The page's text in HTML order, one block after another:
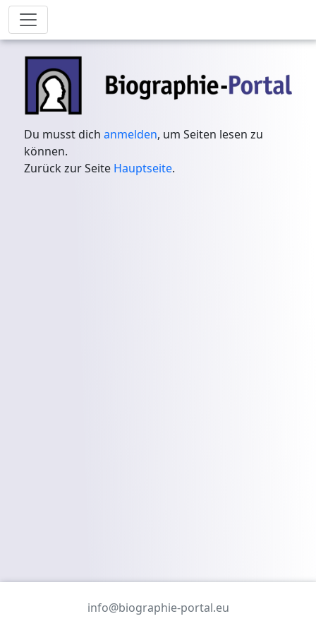
Du musst dichanmelden, um Seiten lesen zu
können.
Zurück zur Seite Hauptseite.
info@biographie-portal.eu